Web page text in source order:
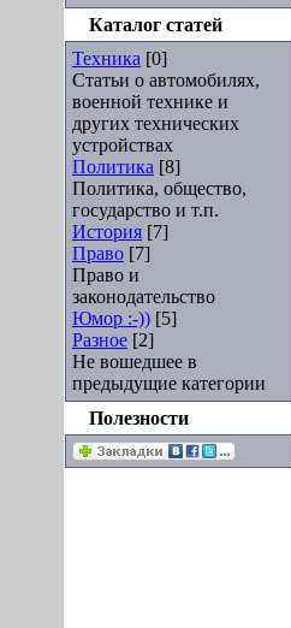
Каталог статей
Техника [0]
Статьи о автомобилях,
военной технике и
других технических
устройствах
Политика [8]
Политика, общество,
государство и т.п.
История [7]
Право [7]
Право и
законодательство
Юмор :-)) [5]
Разное [2]
Не вошедшее в
предыдущие категории
Полезности